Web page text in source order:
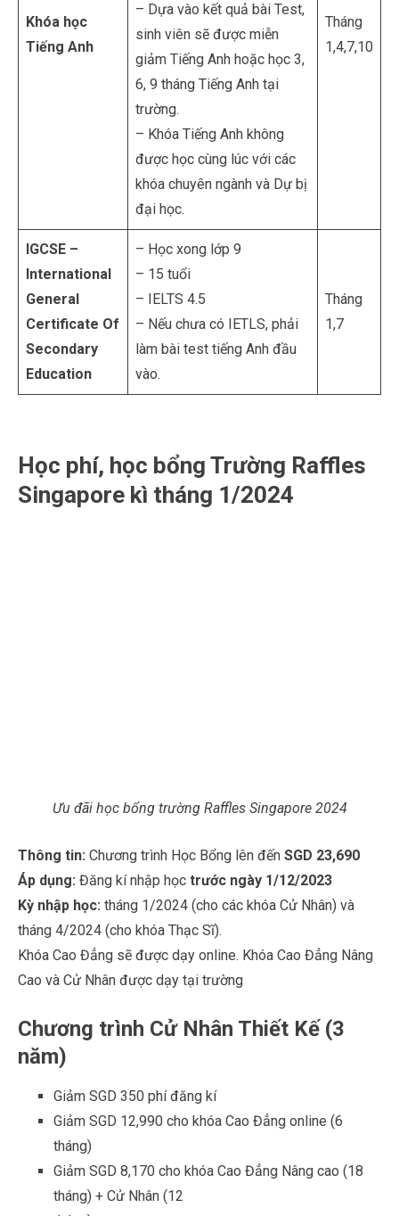
Khóa học
Tiếng Anh
– Dựa vào kết quả bài Test,
sinh viên sẽ được miễn
giảm Tiếng Anh hoặc học 3,
6, 9 tháng Tiếng Anh tại
trường.
– Khóa Tiếng Anh không
được học cùng lúc với các
khóa chuyên ngành và Dự bị
đại học.
Tháng
1,4,7,10
IGCSE –
International
General
Certificate Of
Secondary
Education
– Học xong lớp 9
– 15 tuổi
– IELTS 4.5
– Nếu chưa có IETLS, phải
làm bài test tiếng Anh đầu
vào.
Tháng
1,7
Học phí, học bổng Trường Raffles
Singapore kì tháng 1/2024
Áp dụng:Đăng kí nhập họctrước ngày 1/12/2023
Kỳ nhập học:tháng 1/2024 (cho các khóa Cử Nhân) và
tháng 4/2024 (cho khóa Thạc Sĩ).
Khóa Cao Đẳng sẽ được dạy online. Khóa Cao Đẳng Nâng
Cao và Cử Nhân được dạy tại trường
năm)
Giảm SGD 12,990 cho khóa Cao Đẳng online (6
tháng)
Giảm SGD 8,170 cho khóa Cao Đẳng Nâng cao (18
tháng) + Cử Nhân (12
tháng)